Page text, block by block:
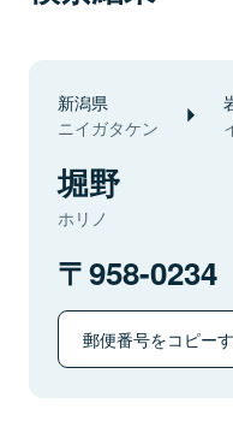
新潟県
ニイガタケン
堀野
ホリノ
958-0234
郵便番号をコピー